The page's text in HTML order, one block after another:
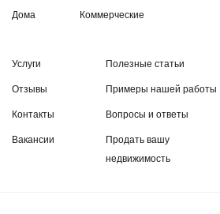
Дома Коммерческие
Услуги
Отзывы
Контакты
Вакансии
Полезные статьи
Примеры нашей работы
Вопросы и ответы
Продать вашу
недвижимость